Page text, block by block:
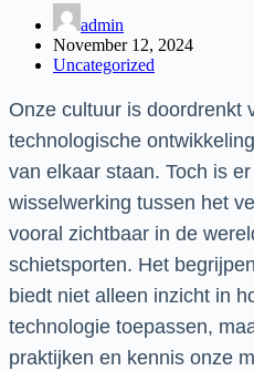
admin
November 12, 2024
Uncategorized
Onze cultuur is doordrenkt
technologische
van elkaar staan. Toch is
wisselwerking tussen het
vooral zichtbaar in de
schietsporten. Het
biedt niet alleen inzicht in
technologie toepassen,
praktijken en kennis onze